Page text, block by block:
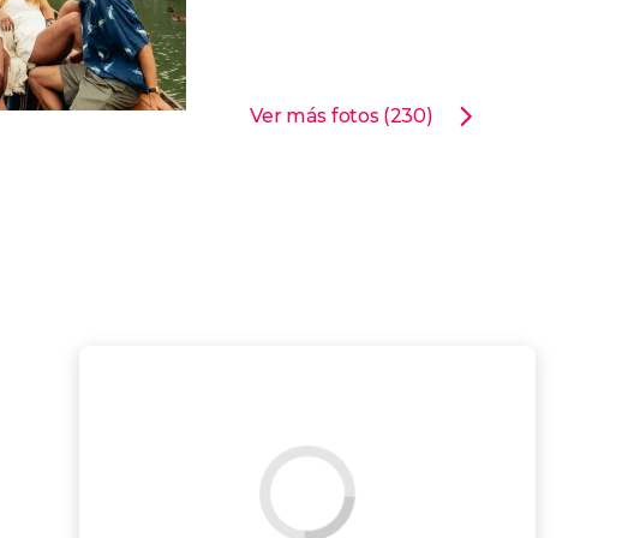
Ver más fotos (230)